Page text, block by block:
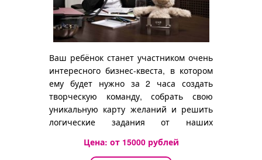
Ваш ребёнок станет участником очень
интересного бизнес-квеста, в котором
ему будет нужно за 2 часа создать
творческую команду, собрать свою
уникальную карту желаний и решить
логические задания от наших
Цена: от 15000рублей